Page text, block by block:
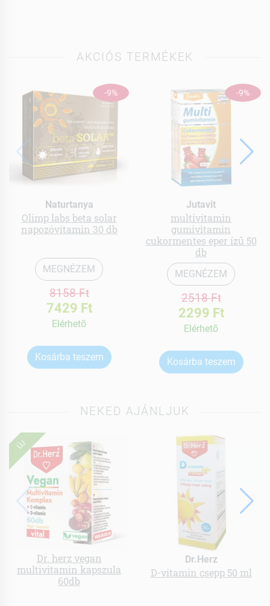
AKCIÓS TERMÉKEK
-9%
Naturtanya
Olimp labs beta solar
napozóvitamin 30 db
MEGNÉZEM
8158 Ft
7429 Ft
Elérhetõ
Kosárba teszem
-9%
Jutavit
multivitamin
gumivitamin
cukormentes eper ízű 50
db
MEGNÉZEM
2518 Ft
2299 Ft
Elérhetõ
Kosárba teszem
NEKED AJÁNLJUK
ÚJ
Dr. herz vegan
multivitamin kapszula
60db
Dr.Herz
D-vitamin csepp 50 ml